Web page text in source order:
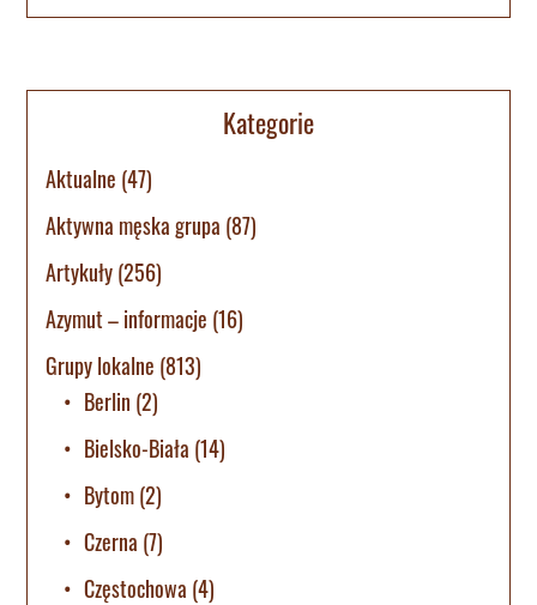
Kategorie
Aktualne (47)
Aktywna męska grupa (87)
Artykuły(256)
Azymut – informacje (16)
Grupy lokalne (813)
Berlin (2)
Bielsko-Biała (14)
Bytom(2)
Czerna (7)
Częstochowa (4)